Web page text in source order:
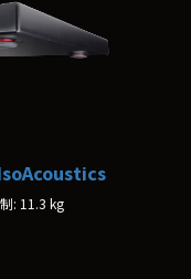
: 11.3 kg